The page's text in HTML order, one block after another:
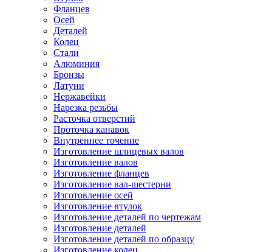
Фланцев
Осей
Деталей
Колец
Стали
Алюминия
Бронзы
Латуни
Нержавейки
Нарезка резьбы
Расточка отверстий
Проточка канавок
Внутреннее точение
Изготовление шлицевых валов
Изготовление валов
Изготовление фланцев
Изготовление вал-шестерни
Изготовление осей
Изготовление втулок
Изготовление деталей по чертежам
Изготовление деталей
Изготовление деталей по образцу